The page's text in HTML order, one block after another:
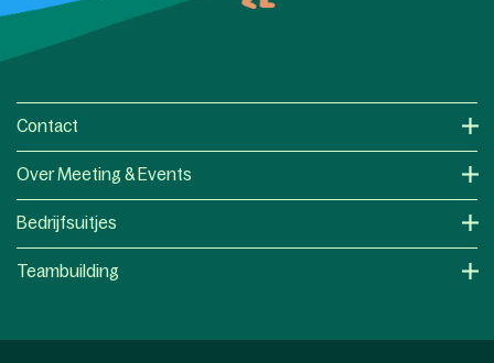
Contact
Over Meeting & Events
Bedrijfsuitjes
Teambuilding